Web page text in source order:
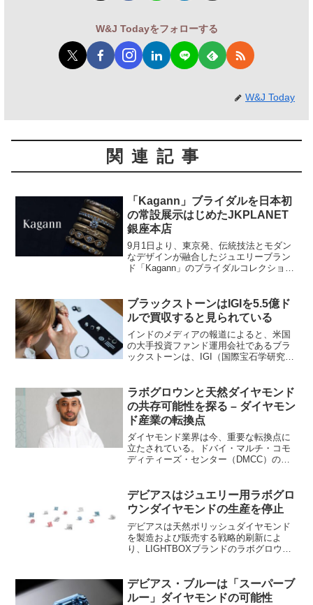
W&J Todayをフォローする
W&J Today
関連記事
「Kagann」ブライダルを日本初
の常設展示はじめたJKPLANET
銀座本店
9月1日より、東京発、伝統技法とモダン
なデザインが融合したジュエリーブラン
ド「Kagann」のブライダルコレクション
ブライダルジュエリーセレクトショップ
『JKPLANE...
ブラックストーンはIGIを5.5億ド
ルで買収すると見られている
インドのメディアの報道によると、米国
の大手投資ファンド運用会社であるブラ
ックストーンは、IGI（国際宝石学研究
は今週木曜日、２名の匿名情報筋の話と
して、この投資グル...
ラボグロウンと天然ダイヤモンド
の共存可能性を探る – ダイヤモン
ド産業の転換点
ダイヤモンド業界は今、重要な転換点に
立たされている。ドバイ・マルチ・コモ
ディティーズ・センター（DMCC）の親
レイムによれば、ラボグロウンダイヤモ
ンドと天然ダイヤモン...
デビアスはジュエリー用ラボグロ
ウンダイヤモンドの生産を停止
デビアスは天然ポリッシュダイヤモンド
を製造および販売する戦略的刷新によ
り、LIGHTBOXブランドのラボグロウン
リー分野ではなくテクノロジー分野にあ
ると信じている。」と...
デビアス・ブルーは「スーパーブ
ルー」ダイヤモンドの可能性